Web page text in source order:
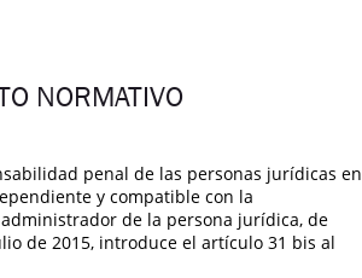
NORMATIVO
penal de las personas jurídicas en
y compatible con la
de la persona jurídica, de
de 2015, introduce el artículo 31 bis al